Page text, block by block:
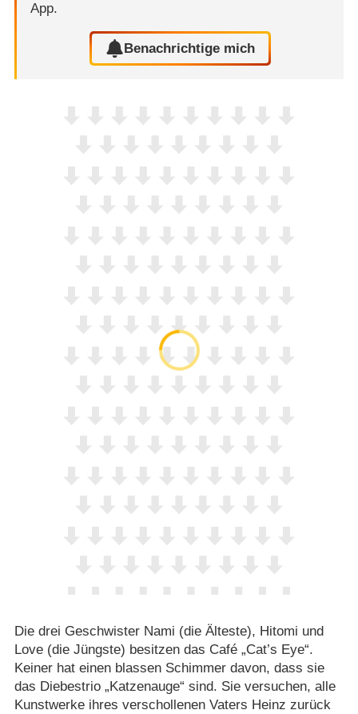
App.
Benachrichtige mich
Die drei Geschwister Nami (die Älteste), Hitomi und
Love (die Jüngste) besitzen das Café „Cat’s Eye“.
Keiner hat einen blassen Schimmer davon, dass sie
das Diebestrio „Katzenauge“ sind. Sie versuchen, alle
Kunstwerke ihres verschollenen Vaters Heinz zurück